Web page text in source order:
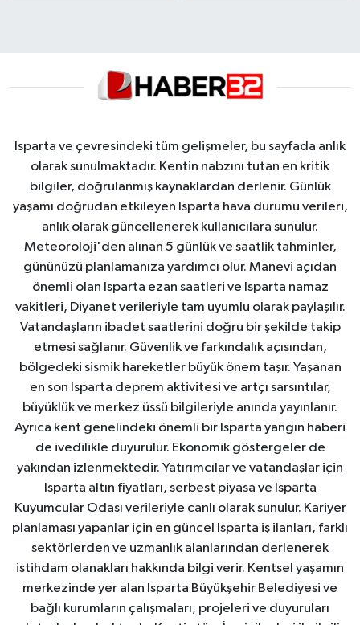
Isparta ve çevresindeki tüm gelişmeler, bu sayfada anlık
olarak sunulmaktadır. Kentin nabzını tutan en kritik
bilgiler, doğrulanmış kaynaklardan derlenir. Günlük
yaşamı doğrudan etkileyen Isparta hava durumu verileri,
anlık olarak güncellenerek kullanıcılara sunulur.
Meteoroloji'den alınan 5 günlük ve saatlik tahminler,
gününüzü planlamanıza yardımcı olur. Manevi açıdan
önemli olan Isparta ezan saatleri ve Isparta namaz
vakitleri, Diyanet verileriyle tam uyumlu olarak paylaşılır.
Vatandaşların ibadet saatlerini doğru bir şekilde takip
etmesi sağlanır. Güvenlik ve farkındalık açısından,
bölgedeki sismik hareketler büyük önem taşır. Yaşanan
en son Isparta deprem aktivitesi ve artçı sarsıntılar,
büyüklük ve merkez üssü bilgileriyle anında yayınlanır.
Ayrıca kent genelindeki önemli bir Isparta yangın haberi
de ivedilikle duyurulur. Ekonomik göstergeler de
yakından izlenmektedir. Yatırımcılar ve vatandaşlar için
Isparta altın fiyatları, serbest piyasa ve Isparta
Kuyumcular Odası verileriyle canlı olarak sunulur. Kariyer
planlaması yapanlar için en güncel Isparta iş ilanları, farklı
sektörlerden ve uzmanlık alanlarından derlenerek
istihdam olanakları hakkında bilgi verir. Kentsel yaşamın
merkezinde yer alan Isparta Büyükşehir Belediyesi ve
bağlı kurumların çalışmaları, projeleri ve duyuruları